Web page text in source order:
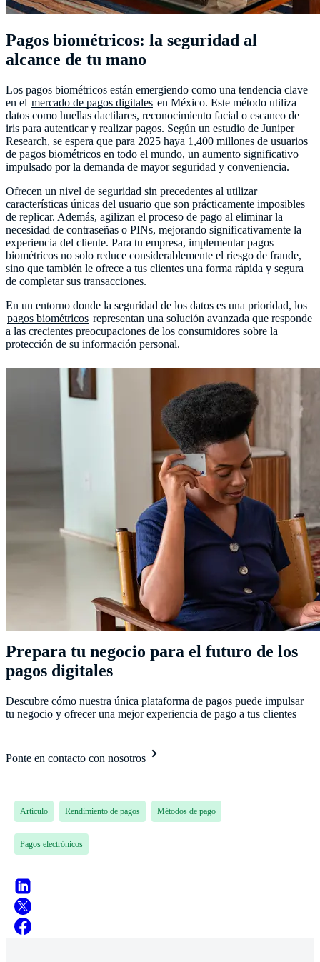
Pagos biométricos: la seguridad al
alcance de tu mano
Los pagos biométricos están emergiendo como una tendencia clave
en el mercado de pagos digitales en México. Este método utiliza
datos como huellas dactilares, reconocimiento facial o escaneo de
iris para autenticar y realizar pagos. Según un estudio de Juniper
Research, se espera que para 2025 haya 1,400 millones de usuarios
de pagos biométricos en todo el mundo, un aumento significativo
impulsado por la demanda de mayor seguridad y conveniencia.
Ofrecen un nivel de seguridad sin precedentes al utilizar
características únicas del usuario que son prácticamente imposibles
de replicar. Además, agilizan el proceso de pago al eliminar la
necesidad de contraseñas o PINs, mejorando significativamente la
experiencia del cliente. Para tu empresa, implementar pagos
biométricos no solo reduce considerablemente el riesgo de fraude,
sino que también le ofrece a tus clientes una forma rápida y segura
de completar sus transacciones.
En un entorno donde la seguridad de los datos es una prioridad, los
pagos biométricos representan una solución avanzada que responde
a las crecientes preocupaciones de los consumidores sobre la
protección de su información personal.
Prepara tu negocio para el futuro de los
pagos digitales
Descubre cómo nuestra única plataforma de pagos puede impulsar
tu negocio y ofrecer una mejor experiencia de pago a tus clientes
Ponte en contacto con nosotros
Artículo Rendimiento de pagos Métodos de pago
Pagos electrónicos